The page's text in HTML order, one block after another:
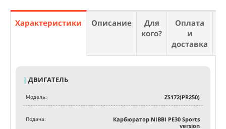
Характеристики Описание
Для
кого?
Оплата
и
доставка
| ДВИГАТЕЛЬ
Модель: ZS172(PR250)
Подача:
Карбюратор NIBBI PE30 Sports
version